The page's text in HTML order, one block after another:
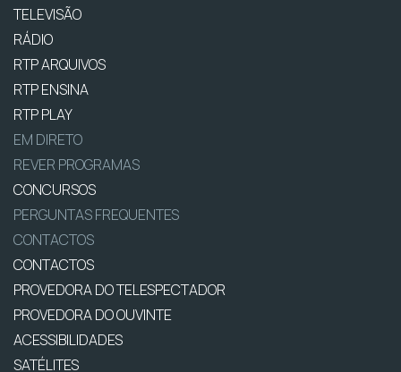
TELEVISÃO
RÁDIO
RTP ARQUIVOS
RTP ENSINA
RTP PLAY
EM DIRETO
REVER PROGRAMAS
CONCURSOS
PERGUNTAS FREQUENTES
CONTACTOS
CONTACTOS
PROVEDORA DO TELESPECTADOR
PROVEDORA DO OUVINTE
ACESSIBILIDADES
SATÉLITES